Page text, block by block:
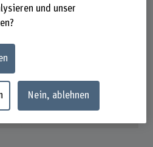
und unser
Nein, ablehnen